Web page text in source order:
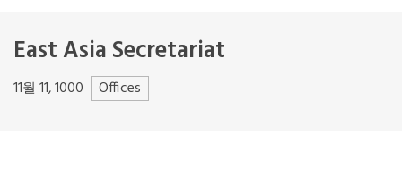
Japan Office
East Asia Secretariat
11월 11, 1000 Offices
Share